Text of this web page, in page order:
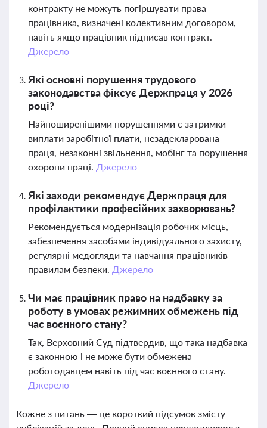
контракту не можуть погіршувати права
працівника, визначені колективним договором,
навіть якщо працівник підписав контракт.
Джерело
Які основні порушення трудового
законодавства фіксує Держпраця у 2026
році?
Найпоширенішими порушеннями є затримки
виплати заробітної плати, незадекларована
праця, незаконні звільнення, мобінг та порушення
охорони праці. Джерело
Які заходи рекомендує Держпраця для
профілактики професійних захворювань?
Рекомендується модернізація робочих місць,
забезпечення засобами індивідуального захисту,
регулярні медогляди та навчання працівників
правилам безпеки. Джерело
Чи має працівник право на надбавку за
роботу в умовах режимних обмежень під
час воєнного стану?
Так, Верховний Суд підтвердив, що така надбавка
є законною і не може бути обмежена
роботодавцем навіть під час воєнного стану.
Джерело
Кожне з питань — це короткий підсумок змісту